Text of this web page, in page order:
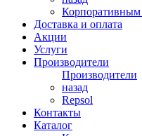
Корпоративным
Доставка и оплата
Акции
Услуги
Производители
Производители
назад
Repsol
Контакты
Каталог